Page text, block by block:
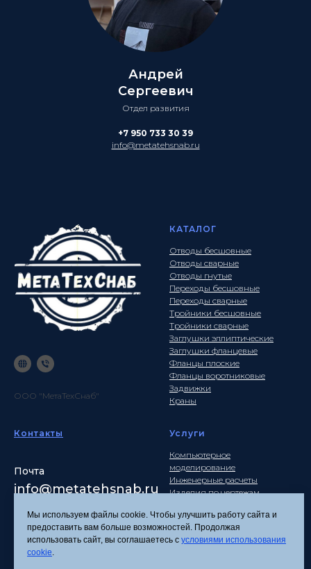
Андрей
Сергеевич
Отдел развития
+7 950 733 30 39
info@metatehsnab.ru
ООО "МетаТехСнаб"
КАТАЛОГ
Отводы бесшовные
Отводы сварные
Отводы гнутые
Переходы бесшовные
Переходы сварные
Тройники бесшовные
Тройники сварные
Заглушки эллиптические
Заглушки фланцевые
Фланцы плоские
Фланцы воротниковые
Задвижки
Краны
Контакты
Почта
info@metatehsnab.ru
Услуги
Компьютерное
моделирование
Инженерные расчеты
Изделия по чертежам
Политика
Мы используем файлы cookie. Чтобы улучшить работу сайта и
предоставить вам больше возможностей. Продолжая
использовать сайт, вы соглашаетесь с условиями использования
cookie.